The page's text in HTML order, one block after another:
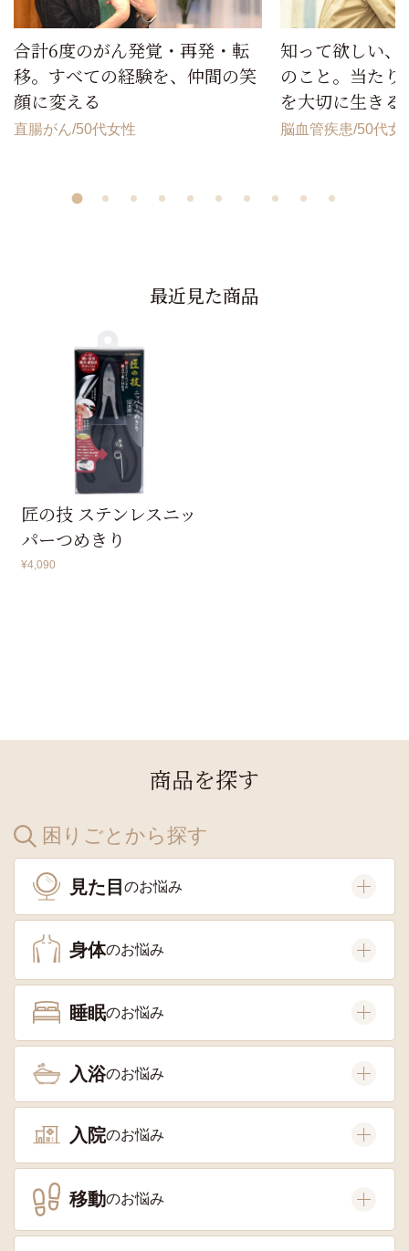
合計6度のがん発覚・再発・転
移。すべての経験を、仲間の笑
顔に変える
直腸がん 50代女性
知って欲しい
のこと。当た
を大切に生きる
脳血管疾患 50代女
匠の技 ステンレスニッ
パーつめきり
¥4,090
商品を探す
困りごとから探す
見た目
身体
睡眠
入浴
入院
移動